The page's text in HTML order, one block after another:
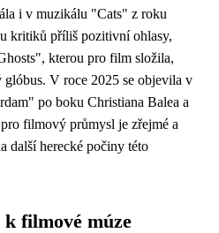
i v muzikálu "Cats" z roku
kritiků příliš pozitivní ohlasy,
kterou pro film složila,
V roce 2025 se objevila v
po boku Christiana Balea a
filmový průmysl je zřejmé a
další herecké počiny této
filmové múze